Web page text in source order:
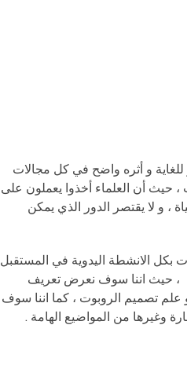
للغاية و أثره واضح في كل مجالات
، حيث أن العلماء أخذوا يعملون على
، و لا يقتصر الدور الذي يمكن
بكل الانشطة اليدوية في المستقبل
، حيث اننا سوف نعرض تعريف
تصميم الروبوت ، كما اننا سوف
وغيرها من المواضيع الهامة .